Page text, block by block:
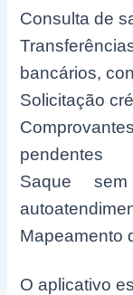
Consulta de
bancários,
Solicitação
pendentes
Saque
Mapeamento
O aplicativo